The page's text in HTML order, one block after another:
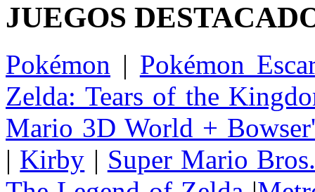
JUEGOS
Pokémon | Pokémon
Zelda: Tears of the
Mario 3D World +
| Kirby | Super Mario